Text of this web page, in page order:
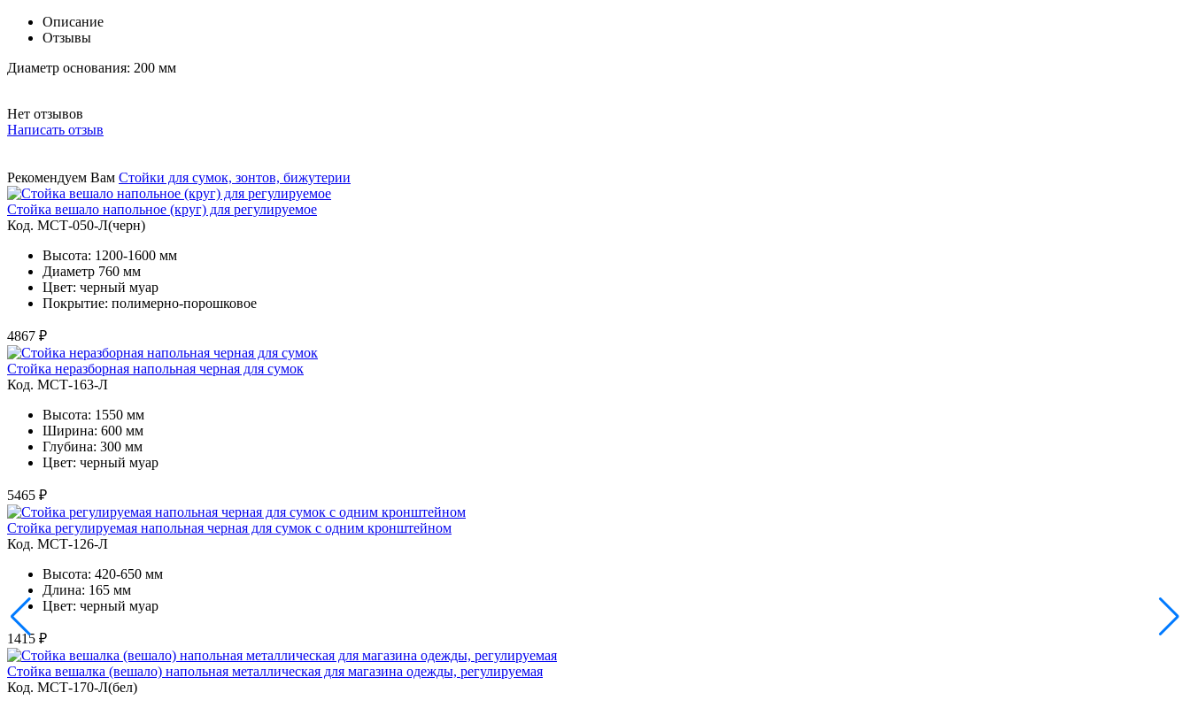
Описание
Отзывы
Диаметр основания: 200 мм
Нет отзывов
Написать отзыв
Рекомендуем Вам Стойки для сумок, зонтов, бижутерии
Стойка вешало напольное (круг) для регулируемое
Код. MСТ-050-Л(черн)
Высота: 1200-1600 мм
Диаметр 760 мм
Цвет: черный муар
Покрытие: полимерно-порошковое
4867 ₽
Стойка неразборная напольная черная для сумок
Код. MСТ-163-Л
Высота: 1550 мм
Ширина: 600 мм
Глубина: 300 мм
Цвет: черный муар
5465 ₽
Стойка регулируемая напольная черная для сумок с одним кронштейном
Код. MСТ-126-Л
Высота: 420-650 мм
Длина: 165 мм
Цвет: черный муар
1415 ₽
Стойка вешалка (вешало) напольная металлическая для магазина одежды, регулируемая
Код. MСТ-170-Л(бел)